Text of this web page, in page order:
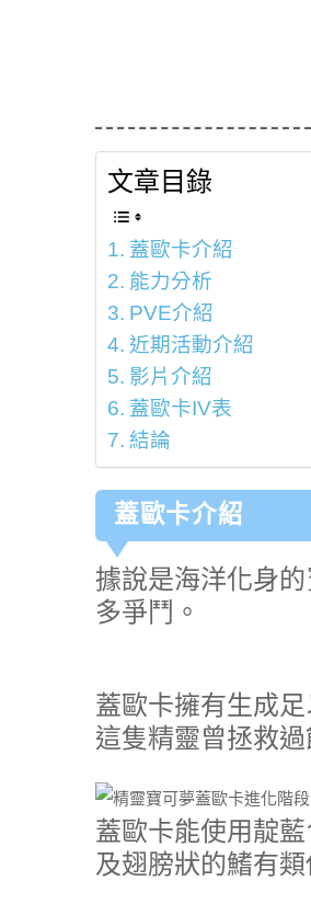
文章目錄
蓋歐卡介紹
能力分析
PVE介紹
近期活動介紹
影片介紹
蓋歐卡IV表
結論
蓋歐卡介紹
據說是海洋化身
多爭鬥。
蓋歐卡擁有生成
這隻精靈曾拯救
蓋歐卡能使用靛
及翅膀狀的鰭有